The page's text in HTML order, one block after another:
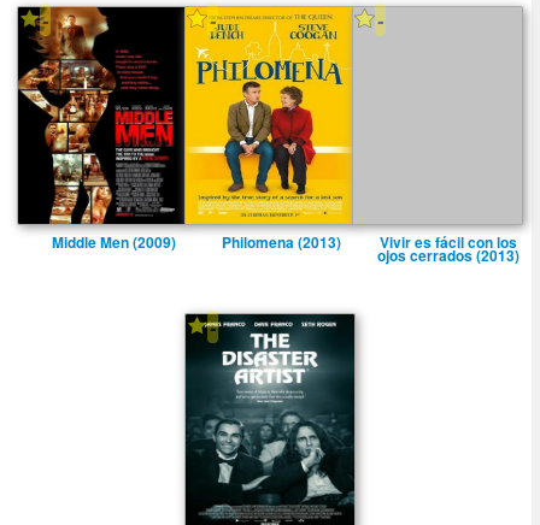
-
Middle Men (2009)
-
Philomena (2013)
-
Vivir es fácil con los
ojos cerrados (2013)
-